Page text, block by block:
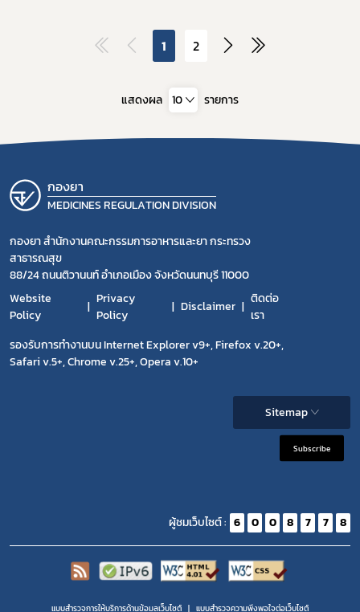
1 2
แสดงผล 10 รายการ
กองยา
MEDICINES REGULATION DIVISION
กองยา สำนักงานคณะกรรมการอาหารและยา กระทรวง
สาธารณสุข
88/24 ถนนติวานนท์ อำเภอเมือง จังหวัดนนทบุรี 11000
Website
Policy
Privacy
Policy
Disclaimer
ติดต่อ
เรา
รองรับการทำงานบน Internet Explorer v9+, Firefox v.20+,
Safari v.5+, Chrome v.25+, Opera v.10+
Sitemap
Subscribe
ผู้ชมเว็บไซต์ : 6 0 0 8 7 7 8
แบบสำรวจการให้บริการด้านข้อมูลเว็บไซต์ แบบสำรวจความพีงพอใจต่อเว็บไซต์